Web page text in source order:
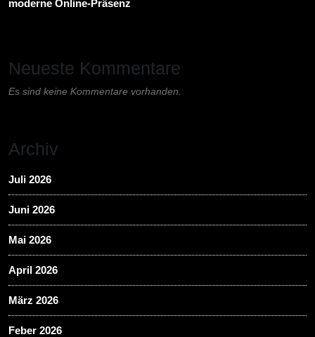
moderne Online-Präsenz
Neueste Kommentare
Es sind keine Kommentare vorhanden.
Archiv
Juli 2026
Juni 2026
Mai 2026
April 2026
März 2026
Feber 2026